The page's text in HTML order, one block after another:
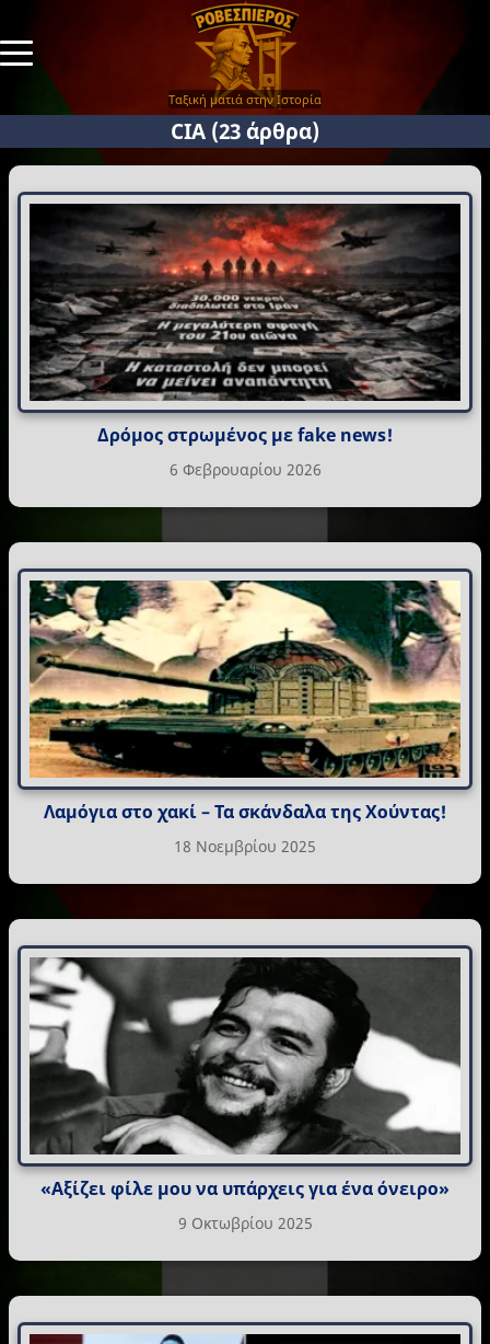
Ταξική ματιά στην Ιστορία
CIA (23 άρθρα)
Δρόμος στρωμένος με fake news!
6 Φεβρουαρίου 2026
Λαμόγια στο χακί – Τα σκάνδαλα της Χούντας!
18 Νοεμβρίου 2025
«Αξίζει φίλε μου να υπάρχεις για ένα όνειρο»
9 Οκτωβρίου 2025